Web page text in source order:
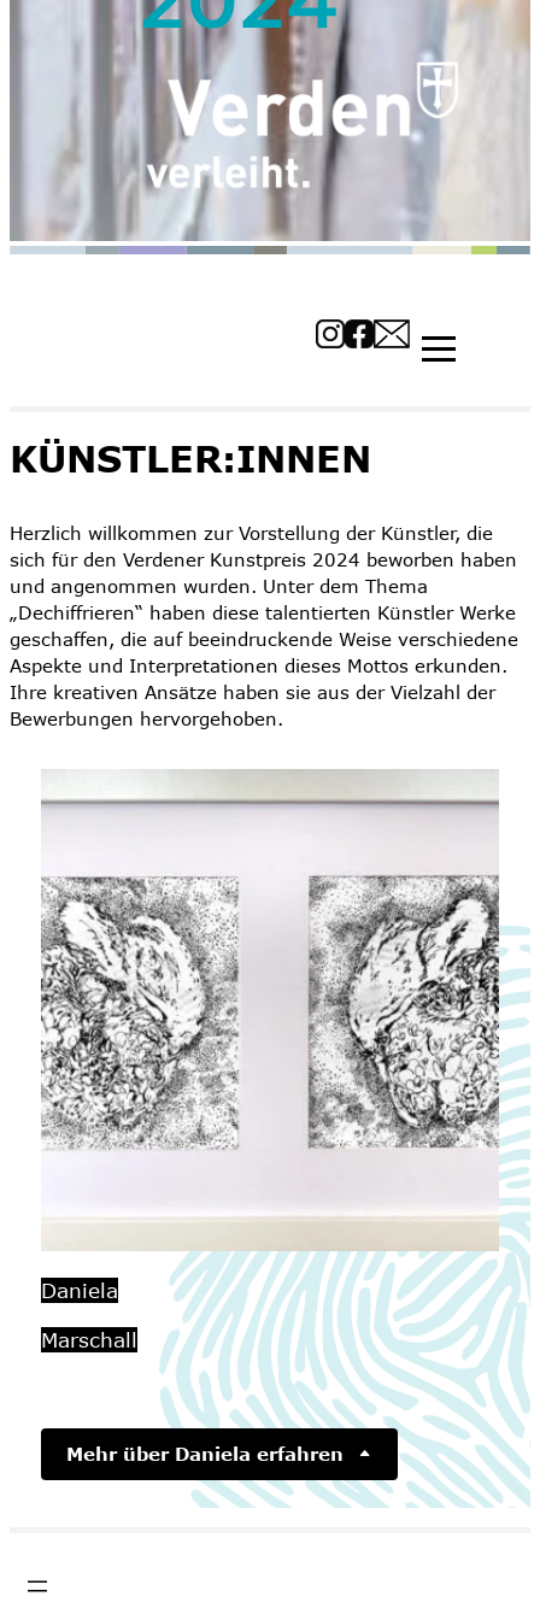
KÜNSTLER:INNEN
Herzlich willkommen zur Vorstellung der Künstler, die
sich für den Verdener Kunstpreis 2024 beworben haben
und angenommen wurden. Unter dem Thema
„Dechiffrieren“ haben diese talentierten Künstler Werke
geschaffen, die auf beeindruckende Weise verschiedene
Aspekte und Interpretationen dieses Mottos erkunden.
Ihre kreativen Ansätze haben sie aus der Vielzahl der
Bewerbungen hervorgehoben.
Daniela
Marschall
Mehr über Daniela erfahren